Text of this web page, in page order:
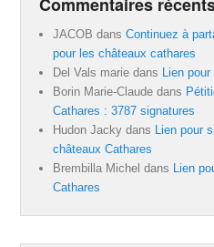
JACOB dansContinuez à
pour les châteaux cathares
Del Vals marie dans
Lien
Borin Marie-Claude dans
Cathares : 3787 signatures
Hudon Jacky dans
Lien pour
châteaux Cathares
Brembilla Michel dans
Lien
Cathares